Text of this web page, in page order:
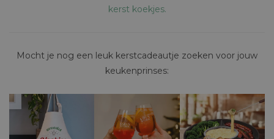
kerst koekjes.
Mocht je nog een leuk kerstcadeautje zoeken voor jouw
keukenprinses: